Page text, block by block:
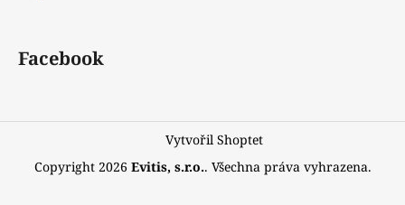
u
Facebook
Vytvořil Shoptet
Copyright 2026 Evitis, s.r.o.. Všechna práva vyhrazena.